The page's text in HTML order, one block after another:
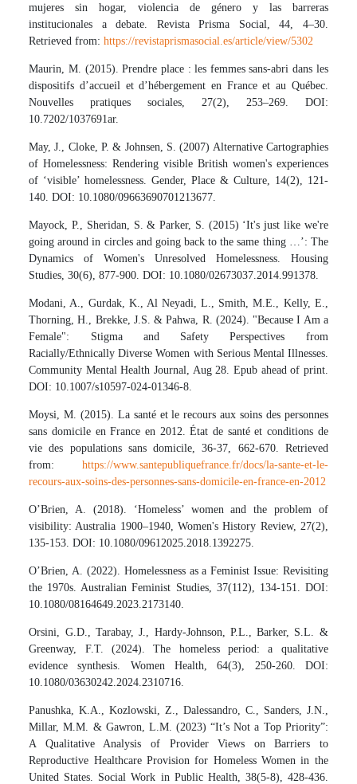
mujeres sin hogar, violencia de género y las barreras
institucionales a debate. Revista Prisma Social, 44, 4–30.
Retrieved from:https://revistaprismasocial.es/article/view/5302
Maurin, M. (2015). Prendre place : les femmes sans-abri dans les
dispositifs d’accueil et d’hébergement en France et au Québec.
Nouvelles pratiques sociales, 27(2), 253–269. DOI:
10.7202/1037691ar.
May, J., Cloke, P. & Johnsen, S. (2007) Alternative Cartographies
of Homelessness: Rendering visible British women's experiences
of ‘visible’ homelessness. Gender, Place & Culture, 14(2), 121-
140. DOI: 10.1080/09663690701213677.
Mayock, P., Sheridan, S. & Parker, S. (2015) ‘It's just like we're
going around in circles and going back to the same thing …’: The
Dynamics of Women's Unresolved Homelessness. Housing
Studies, 30(6), 877-900. DOI: 10.1080/02673037.2014.991378.
Modani, A., Gurdak, K., Al Neyadi, L., Smith, M.E., Kelly, E.,
Thorning, H., Brekke, J.S. & Pahwa, R. (2024). "Because I Am a
Female": Stigma and Safety Perspectives from
Racially/Ethnically Diverse Women with Serious Mental Illnesses.
Community Mental Health Journal, Aug 28. Epub ahead of print.
DOI: 10.1007/s10597-024-01346-8.
Moysi, M. (2015). La santé et le recours aux soins des personnes
sans domicile en France en 2012. État de santé et conditions de
vie des populations sans domicile, 36-37, 662-670. Retrieved
from: https://www.santepubliquefrance.fr/docs/la-sante-et-le-
recours-aux-soins-des-personnes-sans-domicile-en-france-en-2012
O’Brien, A. (2018). ‘Homeless’ women and the problem of
visibility: Australia 1900–1940, Women's History Review, 27(2),
135-153. DOI: 10.1080/09612025.2018.1392275.
O’Brien, A. (2022). Homelessness as a Feminist Issue: Revisiting
the 1970s. Australian Feminist Studies, 37(112), 134-151. DOI:
10.1080/08164649.2023.2173140.
Orsini, G.D., Tarabay, J., Hardy-Johnson, P.L., Barker, S.L. &
Greenway, F.T. (2024). The homeless period: a qualitative
evidence synthesis. Women Health, 64(3), 250-260. DOI:
10.1080/03630242.2024.2310716.
Panushka, K.A., Kozlowski, Z., Dalessandro, C., Sanders, J.N.,
Millar, M.M. & Gawron, L.M. (2023) “It’s Not a Top Priority”:
A Qualitative Analysis of Provider Views on Barriers to
Reproductive Healthcare Provision for Homeless Women in the
United States. Social Work in Public Health, 38(5-8), 428-436.